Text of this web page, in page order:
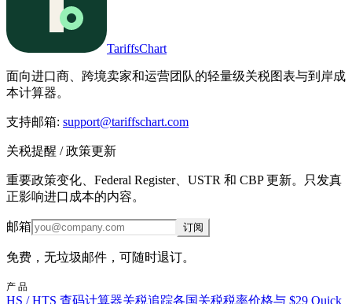
TariffsChart
面向进口商、跨境卖家和运营团队的轻量级关税图表与到岸成
本计算器。
支持邮箱: support@tariffschart.com
关税提醒 / 政策更新
重要政策变化、Federal Register、USTR 和 CBP 更新。只发真
正影响进口成本的内容。
邮箱 订阅
免费，无垃圾邮件，可随时退订。
产品
HS / HTS 查码计算器关税追踪各国关税税率价格与 $29 Quick